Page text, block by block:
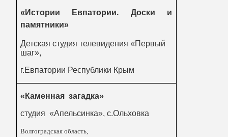
«Истории Евпатории. Доски и
памятники»
Детская студия телевидения «Первый
шаг»,
г.Евпатории Республики Крым
«Каменная загадка»
студия «Апельсинка», с.Ольховка
Волгоградская область,